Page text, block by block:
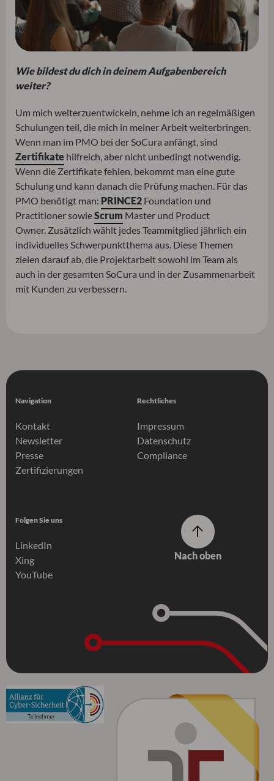
Wie bildest du dich in deinem Aufgabenbereich
weiter?
Um mich weiterzuentwickeln, nehme ich an regelmäßigen
Schulungen teil, die mich in meiner Arbeit weiterbringen.
Wenn man im PMO bei der SoCura anfängt, sind
Zertifikate hilfreich, aber nicht unbedingt notwendig.
Wenn die Zertifikate fehlen, bekommt man eine gute
Schulung und kann danach die Prüfung machen. Für das
PMO benötigt man: PRINCE2 Foundation und
Practitioner sowieScrum Master und Product
Owner. Zusätzlich wählt jedes Teammitglied jährlich ein
individuelles Schwerpunktthema aus. Diese Themen
zielen darauf ab, die Projektarbeit sowohl im Team als
auch in der gesamten SoCura und in der Zusammenarbeit
mit Kunden zu verbessern.
Navigation
Kontakt
Newsletter
Presse
Zertifizierungen
Rechtliches
Impressum
Datenschutz
Compliance
Folgen Sie uns
LinkedIn
Xing
YouTube
Nach oben